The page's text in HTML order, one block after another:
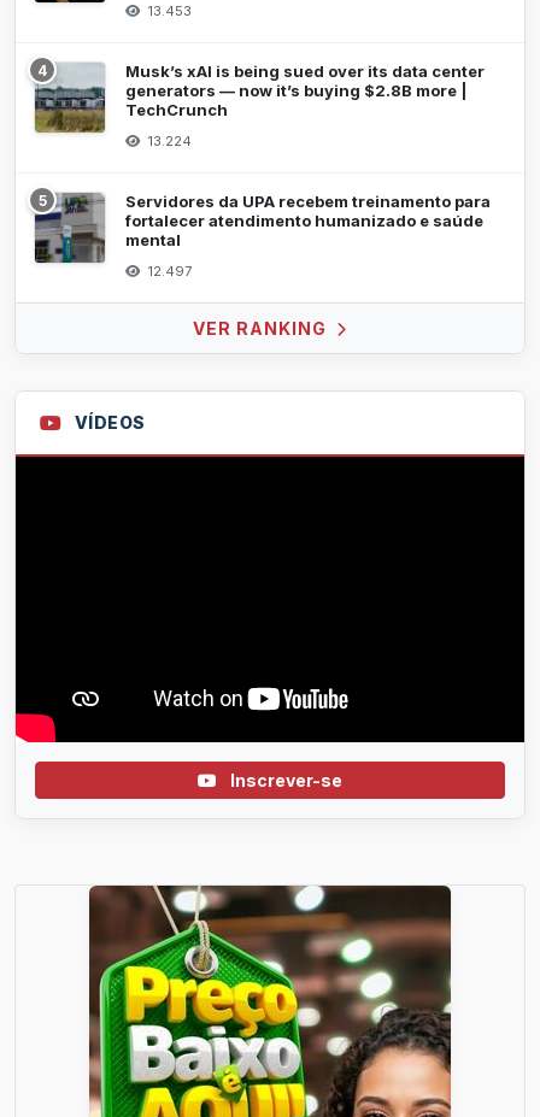
13.453
4
Musk’s xAI is being sued over its data center
generators — now it’s buying $2.8B more |
TechCrunch
13.224
5
Servidores da UPA recebem treinamento para
fortalecer atendimento humanizado e saúde
mental
12.497
VER RANKING
VÍDEOS
Inscrever-se